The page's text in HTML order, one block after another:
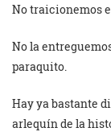
No traicionemos
No la
paraquito.
Hay ya bastante
arlequín de la